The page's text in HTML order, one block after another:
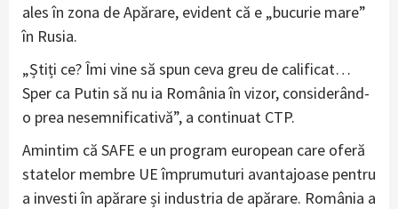
ales în zona de Apărare, evident că e „bucurie mare”
în Rusia.
„Știți ce? Îmi vine să spun ceva greu de calificat…
Sper ca Putin să nu ia România în vizor, considerând-
o prea nesemnificativă”, a continuat CTP.
Amintim că SAFE e un program european care oferă
statelor membre UE împrumuturi avantajoase pentru
a investi în apărare și industria de apărare. România a